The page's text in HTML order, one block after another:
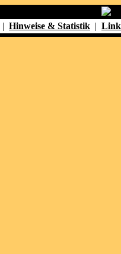
| Hinweise & Statistik |